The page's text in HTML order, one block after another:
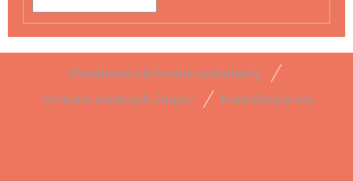
Všeobecné obchodné podmienky
Ochrana osobných údajov
Kontaktujte nás